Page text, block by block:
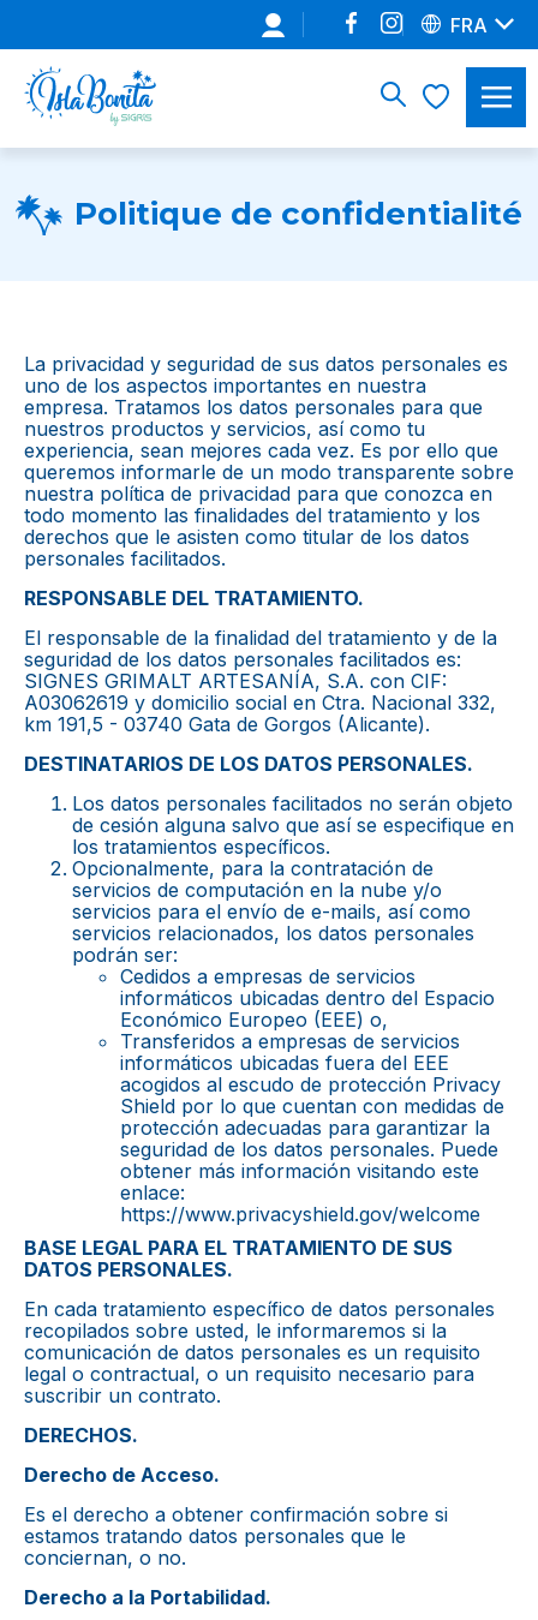
FRA
Politique de confidentialité
La privacidad y seguridad de sus datos personales es
uno de los aspectos importantes en nuestra
empresa. Tratamos los datos personales para que
nuestros productos y servicios, así como tu
experiencia, sean mejores cada vez. Es por ello que
queremos informarle de un modo transparente sobre
nuestra política de privacidad para que conozca en
todo momento las finalidades del tratamiento y los
derechos que le asisten como titular de los datos
personales facilitados.
RESPONSABLE DEL TRATAMIENTO.
El responsable de la finalidad del tratamiento y de la
seguridad de los datos personales facilitados es:
SIGNES GRIMALT ARTESANÍA, S.A. con CIF:
A03062619 y domicilio social en Ctra. Nacional 332,
km 191,5 - 03740 Gata de Gorgos (Alicante).
DESTINATARIOS DE LOS DATOS PERSONALES.
Los datos personales facilitados no serán objeto
de cesión alguna salvo que así se especifique en
los tratamientos específicos.
Opcionalmente, para la contratación de
servicios de computación en la nube y/o
servicios para el envío de e-mails, así como
servicios relacionados, los datos personales
podrán ser:
Cedidos a empresas de servicios
informáticos ubicadas dentro del Espacio
Económico Europeo (EEE) o,
Transferidos a empresas de servicios
informáticos ubicadas fuera del EEE
acogidos al escudo de protección Privacy
Shield por lo que cuentan con medidas de
protección adecuadas para garantizar la
seguridad de los datos personales. Puede
obtener más información visitando este
enlace:
https://www.privacyshield.gov/welcome
BASE LEGAL PARA EL TRATAMIENTO DE SUS
DATOS PERSONALES.
En cada tratamiento específico de datos personales
recopilados sobre usted, le informaremos si la
comunicación de datos personales es un requisito
legal o contractual, o un requisito necesario para
suscribir un contrato.
DERECHOS.
Derecho de Acceso.
Es el derecho a obtener confirmación sobre si
estamos tratando datos personales que le
conciernan, o no.
Derecho a la Portabilidad.